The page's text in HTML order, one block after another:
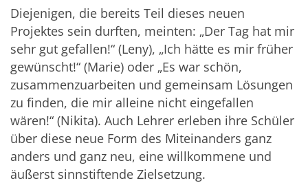
Diejenigen, die bereits Teil dieses neuen
Projektes sein durften, meinten: „Der Tag hat mir
sehr gut gefallen!“ (Leny), „Ich hätte es mir früher
gewünscht!“ (Marie) oder „Es war schön,
zusammenzuarbeiten und gemeinsam Lösungen
zu finden, die mir alleine nicht eingefallen
wären!“ (Nikita). Auch Lehrer erleben ihre Schüler
über diese neue Form des Miteinanders ganz
anders und ganz neu, eine willkommene und
äußerst sinnstiftende Zielsetzung.